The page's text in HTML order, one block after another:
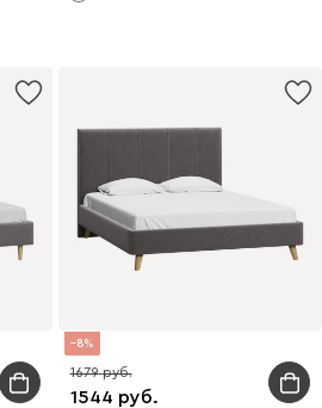
8
1544
1679